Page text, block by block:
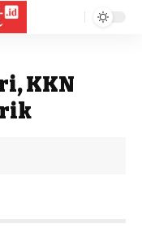
KKN